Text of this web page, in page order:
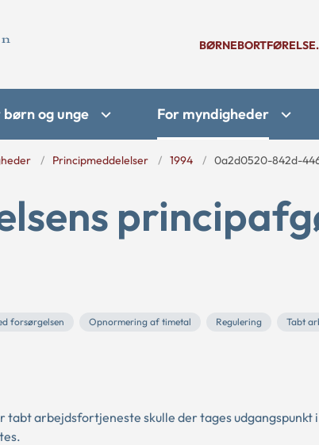
børn og unge For myndigheder
Principmeddelelser 1994 0a2d0520-842d-
forsørgelsen Opnormering af timetal Regulering Tabt
tabt arbejdsfortjeneste skulle der tages udgangspunkt